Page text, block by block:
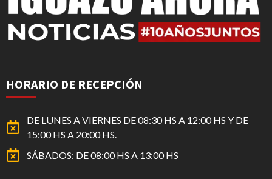
HORARIO DE RECEPCIÓN
DE LUNES A VIERNES DE 08:30 HS A 12:00 HS Y DE
15:00 HS A 20:00 HS.
SÁBADOS: DE 08:00 HS A 13:00 HS